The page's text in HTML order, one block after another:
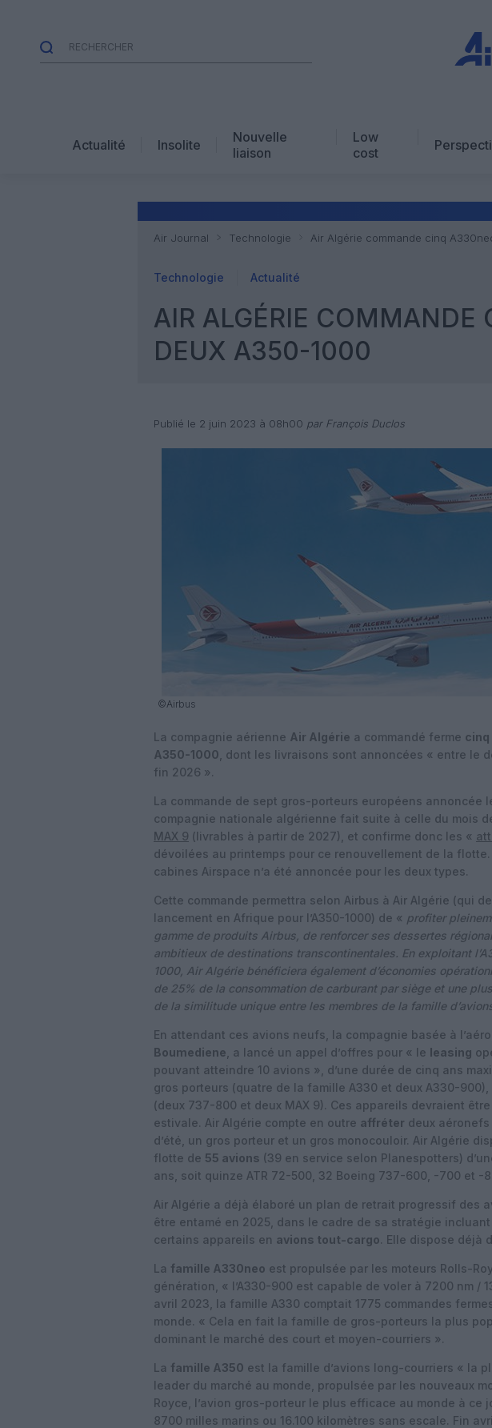
Actualité Insolite
Nouvelle
liaison
Low
cost
Air Journal Technologie Air Algérie commande cinq
Technologie Actualité
AIR ALGÉRIE COMMANDE
DEUX A350-1000
Publié le 2 juin 2023 à 08h00 par François Duclos
©Airbus
La compagnie aérienne Air Algérie a commandé ferme
A350-1000 , dont les livraisons sont annoncées « entre le
fin 2026 ».
La commande de sept gros-porteurs européens annoncée
compagnie nationale algérienne fait suite à celle du mois
MAX 9 (livrables à partir de 2027), et confirme donc les «
dévoilées au printemps pour ce renouvellement de la
cabines Airspace n’a été annoncée pour les deux types.
Cette commande permettra selon Airbus à Air Algérie (qui
lancement en Afrique pour l’A350-1000) de « profiter
gamme de produits Airbus, de renforcer ses dessertes
ambitieux de destinations transcontinentales. En exploitant
1000, Air Algérie bénéficiera également d’économies
de 25% de la consommation de carburant par siège et une
de la similitude unique entre les membres de la famille
En attendant ces avions neufs, la compagnie basée à
Boumediene , a lancé un appel d’offres pour « le leasing
pouvant atteindre 10 avions », d’une durée de cinq ans
gros porteurs (quatre de la famille A330 et deux A330-
(deux 737-800 et deux MAX 9). Ces appareils devraient
estivale. Air Algérie compte en outre affréter deux
d’été, un gros porteur et un gros monocouloir. Air Algérie
flotte de 55 avions (39 en service selon Planespotters)
ans, soit quinze ATR 72-500, 32 Boeing 737-600, -700 et -
Air Algérie a déjà élaboré un plan de retrait progressif des
être entamé en 2025, dans le cadre de sa stratégie
certains appareils en avions tout-cargo. Elle dispose déjà
La famille A330neo est propulsée par les moteurs Rolls-
génération, « l’A330-900 est capable de voler à 7200 nm /
avril 2023, la famille A330 comptait 1775 commandes
monde. « Cela en fait la famille de gros-porteurs la plus
dominant le marché des court et moyen-courriers ».
La famille A350 est la famille d’avions long-courriers « la
leader du marché au monde, propulsée par les nouveaux
Royce, l’avion gros-porteur le plus efficace au monde à ce
8700 milles marins ou 16.100 kilomètres sans escale. Fin